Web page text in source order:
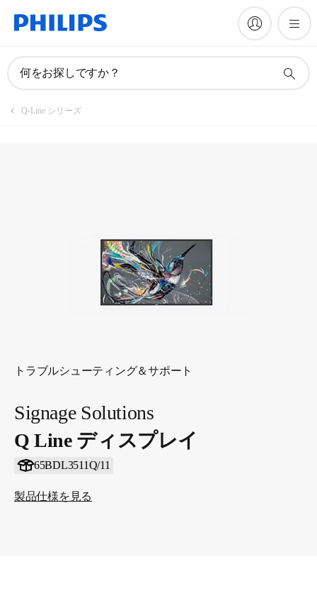
何をお探しですか？
Q-Line シリーズ
トラブルシューティング＆サポート
Signage Solutions
Q Line ディスプレイ
65BDL3511Q/11
製品仕様を見る
製品を登録